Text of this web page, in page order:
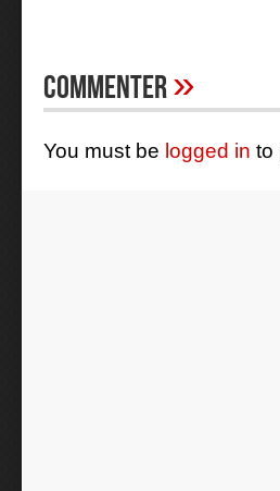
Commenter»
You must be logged in to